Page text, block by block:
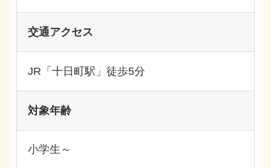
交通アクセス
JR「十日町駅」徒歩5分
対象年齢
小学生～